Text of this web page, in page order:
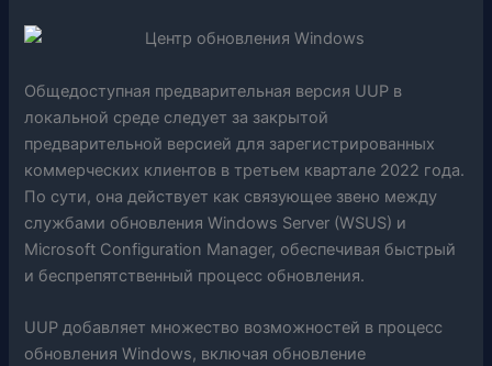
Общедоступная предварительная версия UUP в
локальной среде следует за закрытой
предварительной версией для зарегистрированных
коммерческих клиентов в третьем квартале 2022 года.
По сути, она действует как связующее звено между
службами обновления Windows Server (WSUS) и
Microsoft Configuration Manager, обеспечивая быстрый
и беспрепятственный процесс обновления.
UUP добавляет множество возможностей в процесс
обновления Windows, включая обновление